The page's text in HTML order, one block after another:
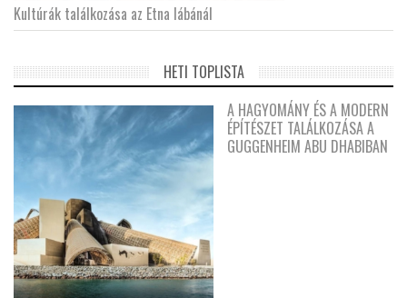
Kultúrák találkozása az Etna lábánál
HETI TOPLISTA
A HAGYOMÁNY ÉS A MODERN
ÉPÍTÉSZET TALÁLKOZÁSA A
GUGGENHEIM ABU DHABIBAN